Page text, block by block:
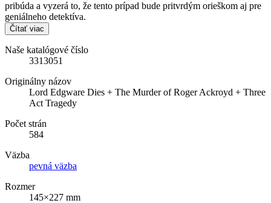
pribúda a vyzerá to, že tento prípad bude pritvrdým orieškom aj pre
geniálneho detektíva.
Čítať viac
Naše katalógové číslo
3313051
Originálny názov
Lord Edgware Dies + The Murder of Roger Ackroyd + Three
Act Tragedy
Počet strán
584
Väzba
pevná väzba
Rozmer
145×227 mm